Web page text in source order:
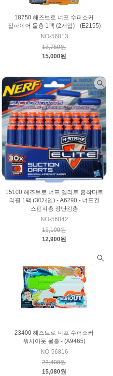
18750 해즈브로 너프 수퍼소커
집파이어 물총 1팩 (2개입) - (E2155)
NO-56813
18,750원
15,000원
15100 해즈브로 너프 엘리트 흡착다트
리필 1팩 (30개입) - A6290 - 너프건
스펀지총 장난감총
NO-56842
15,100원
12,900원
23400 해즈브로 너프 수퍼소커
워시아웃 물총 - (A9465)
NO-56816
23,400원
15,080원